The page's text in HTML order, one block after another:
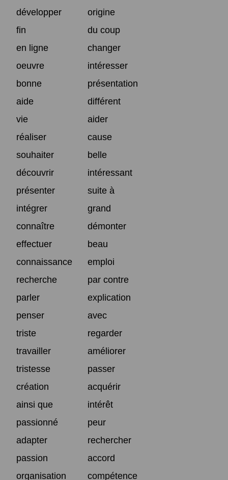
développer
origine
fin
du coup
en ligne
changer
oeuvre
intéresser
bonne
présentation
aide
différent
vie
aider
réaliser
cause
souhaiter
belle
découvrir
intéressant
présenter
suite à
intégrer
grand
connaître
démonter
effectuer
beau
connaissance
emploi
recherche
par contre
parler
explication
penser
avec
triste
regarder
travailler
améliorer
tristesse
passer
création
acquérir
ainsi que
intérêt
passionné
peur
adapter
rechercher
passion
accord
organisation
compétence